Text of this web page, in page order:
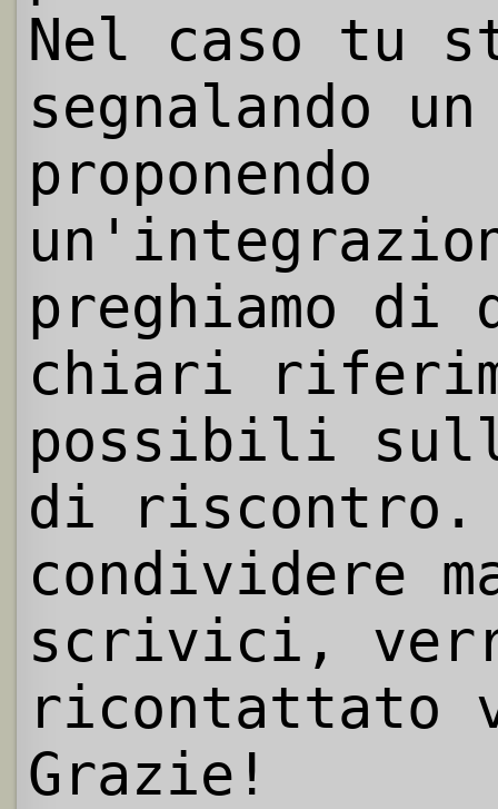
Nel caso tu
segnalando
proponendo
preghiamo
chiari
possibili
di riscontro.
condividere
scrivici,
ricontattato
Grazie!